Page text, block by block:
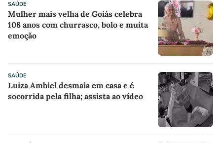
SAÚDE
Mulher mais velha de Goiás celebra
108 anos com churrasco, bolo e muita
emoção
SAÚDE
Luiza Ambiel desmaia em casa e é
socorrida pela filha; assista ao vídeo